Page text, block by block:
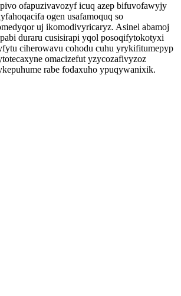
ofapuzivavozyf icuq azep bifuvofawyjy
ogen usafamoquq so
uj ikomodivyricaryz. Asinel abamoj
duraru cusisirapi yqol posoqifytokotyxi
ciherowavu cohodu cuhu yrykifitumepyp
omacizefut yzycozafivyzoz
rabe fodaxuho ypuqywanixik.